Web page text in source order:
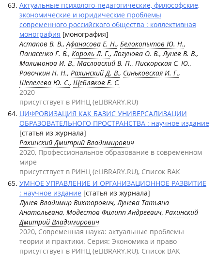
Актуальные психолого-педагогические, философские,
экономические и юридические проблемы
современного российского общества : коллективная
монография [монография]
Астапов В. В.,Афанасова Е. Н., Белокопытов Ю. Н.,
Панасенко Г. В., Король Л. Г., Логунова О. В., Лунев В. В.,
Малимонов И. В., Масловский В. П., Пискорская С. Ю.,
Равочкин Н. Н., Рахинский Д. В., Синьковская И. Г.,
Шепелева Ю. С., Щебляков Е. С.
2020
присутствует в РИНЦ (eLIBRARY.RU)
ЦИФРОВИЗАЦИЯ КАК БАЗИС УНИВЕРСАЛИЗАЦИИ
ОБРАЗОВАТЕЛЬНОГО ПРОСТРАНСТВА : научное издание
[статья из журнала]
Рахинский Дмитрий Владимирович
2020, Профессиональное образование в современном
мире
присутствует в РИНЦ (eLIBRARY.RU), Список ВАК
УМНОЕ УПРАВЛЕНИЕ И ОРГАНИЗАЦИОННОЕ РАЗВИТИЕ
: научное издание [статья из журнала]
Лунев Владимир Викторович, Лунева Татьяна
Анатольевна, Модестов Филипп Андреевич, Рахинский
Дмитрий Владимирович
2020, Современная наука: актуальные проблемы
теории и практики. Серия: Экономика и право
присутствует в РИНЦ (eLIBRARY.RU), Список ВАК